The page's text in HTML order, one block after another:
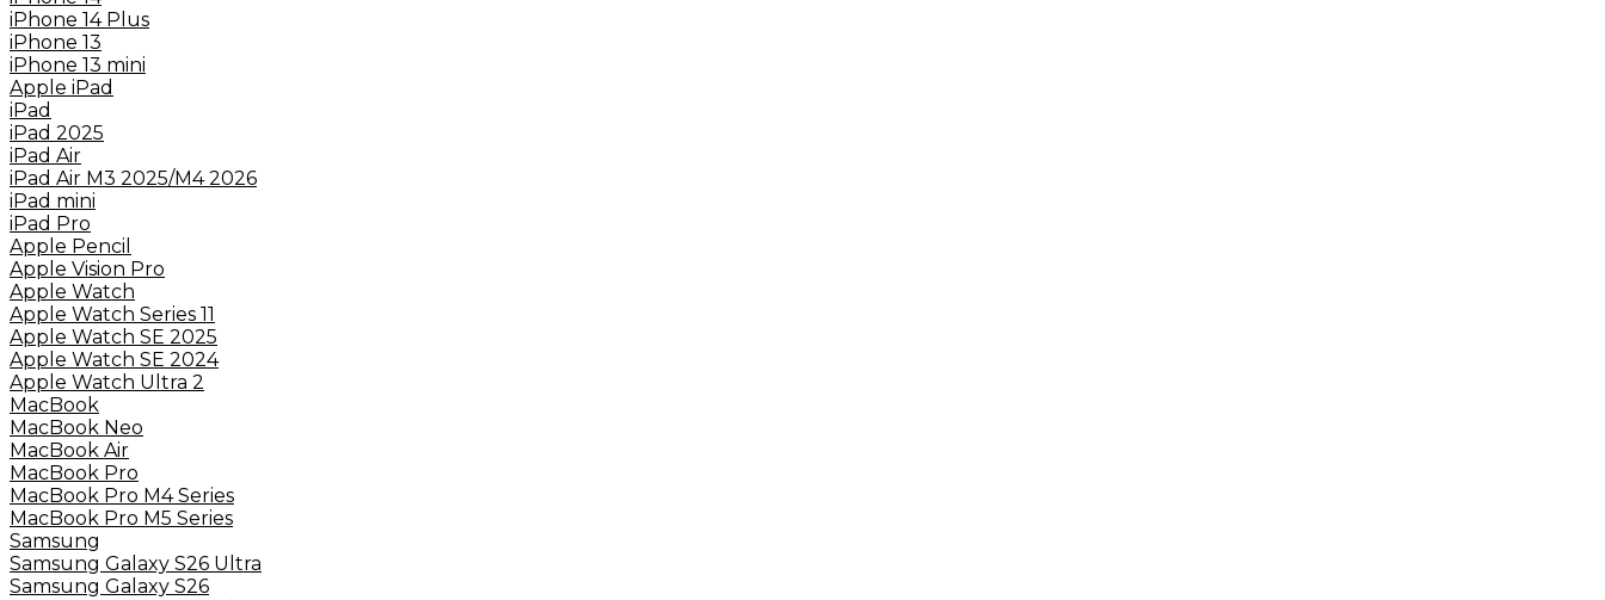
iPhone 14 Plus
iPhone 13
iPhone 13 mini
Apple iPad
iPad
iPad 2025
iPad Air
iPad Air M3 2025/M4 2026
iPad mini
iPad Pro
Apple Pencil
Apple Vision Pro
Apple Watch
Apple Watch Series 11
Apple Watch SE 2025
Apple Watch SE 2024
Apple Watch Ultra 2
MacBook
MacBook Neo
MacBook Air
MacBook Pro
MacBook Pro M4 Series
MacBook Pro M5 Series
Samsung
Samsung Galaxy S26 Ultra
Samsung Galaxy S26